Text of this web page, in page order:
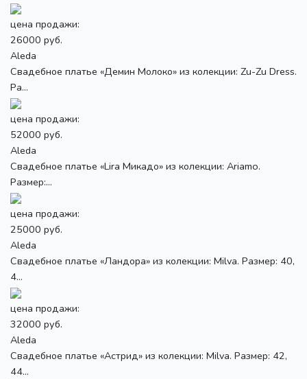
цена продажи:
26000 руб.
Aleda
Свадебное платье «Демин Молоко» из колекции: Zu-Zu Dress.
Ра...
цена продажи:
52000 руб.
Aleda
Свадебное платье «Lira Микадо» из колекции: Ariamo.
Размер:...
цена продажи:
25000 руб.
Aleda
Свадебное платье «Ландора» из колекции: Milva. Размер: 40,
4...
цена продажи:
32000 руб.
Aleda
Свадебное платье «Астрид» из колекции: Milva. Размер: 42,
44...